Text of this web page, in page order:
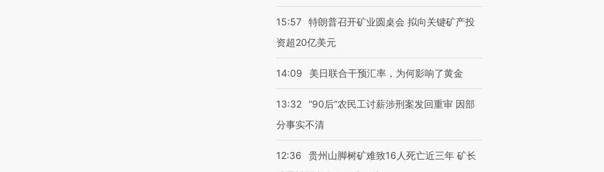
15:57 特朗普召开矿业圆桌会 拟向关键矿产投
资超20亿美元
14:09 美日联合干预汇率，为何影响了黄金
13:32 “90后”农民工讨薪涉刑案发回重审 因部
分事实不清
12:36
贵州山脚树矿难致16人死亡近三年 矿长